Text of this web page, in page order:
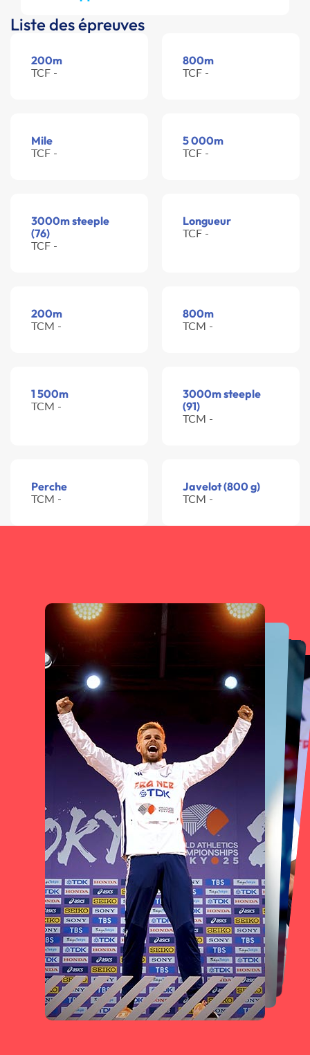
Liste des épreuves
200m
TCF -
800m
TCF -
Mile
TCF -
5 000m
TCF -
3000m steeple
(76)
TCF -
Longueur
TCF -
200m
TCM -
800m
TCM -
1 500m
TCM -
3000m steeple
(91)
TCM -
Perche
TCM -
Javelot (800 g)
TCM -